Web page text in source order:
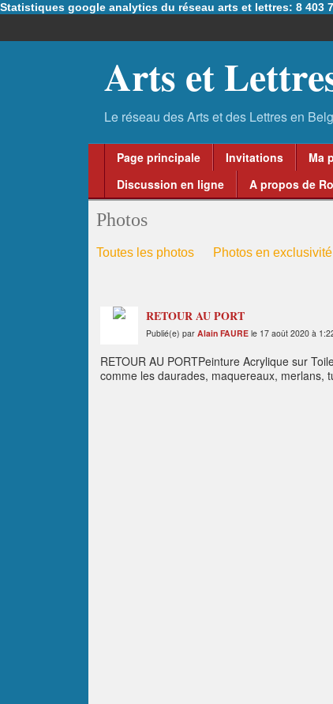
Statistiques google analytics du réseau arts et lettres: 8 403
Arts et
Page principale Invitations Ma
Discussion en ligne
A propos de
Photos
Toutes les photos Photos en exclusivité
RETOUR AU PORT
Publié(e) par Alain FAURE le 17 août 2020 à
RETOUR AU PORTPeinture Acrylique sur
comme les daurades, maquereaux, merlans,
marins comme les goélands, mouettes et